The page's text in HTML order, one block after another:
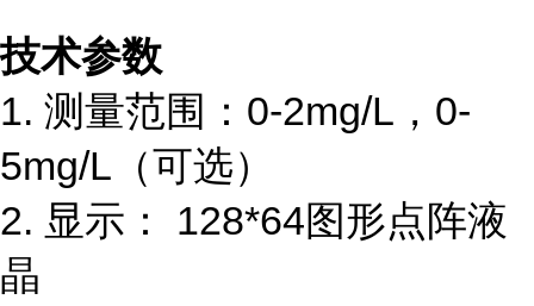
技术参数
1. 测量范围： 0-2mg/L ， 0-
5mg/L （可选）
2. 显示： 128*64图形点阵液
晶